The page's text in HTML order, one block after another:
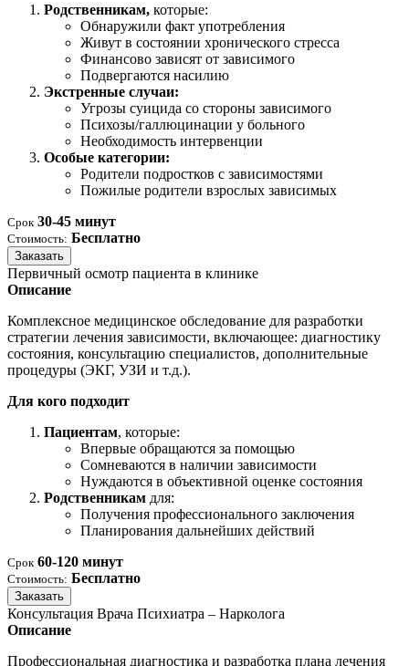
Родственникам, которые:
Обнаружили факт употребления
Живут в состоянии хронического стресса
Финансово зависят от зависимого
Подвергаются насилию
Экстренные случаи:
Угрозы суицида со стороны зависимого
Психозы/галлюцинации у больного
Необходимость интервенции
Особые категории:
Родители подростков с зависимостями
Пожилые родители взрослых зависимых
Срок 30-45 минут
Стоимость: Бесплатно
Заказать
Первичный осмотр пациента в клинике
Описание
Комплексное медицинское обследование для разработки
стратегии лечения зависимости, включающее: диагностику
состояния, консультацию специалистов, дополнительные
процедуры (ЭКГ, УЗИ и т.д.).
Для кого подходит
Пациентам, которые:
Впервые обращаются за помощью
Сомневаются в наличии зависимости
Нуждаются в объективной оценке состояния
Родственникам для:
Получения профессионального заключения
Планирования дальнейших действий
Срок 60-120 минут
Стоимость: Бесплатно
Заказать
Консультация Врача Психиатра – Нарколога
Описание
Профессиональная диагностика и разработка плана лечения